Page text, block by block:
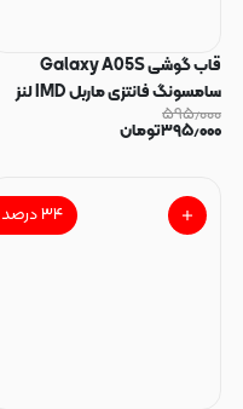
قاب گوشی Galaxy A05S
سامسونگ فانتزی ماربل IMD لنز
نگین دار دور مات دکمه کرومی طرح
پاپیون کیوت کد 165919
۵۹۵٫۰۰۰
۳۹۵٫۰۰۰تومان
۳۴درصد